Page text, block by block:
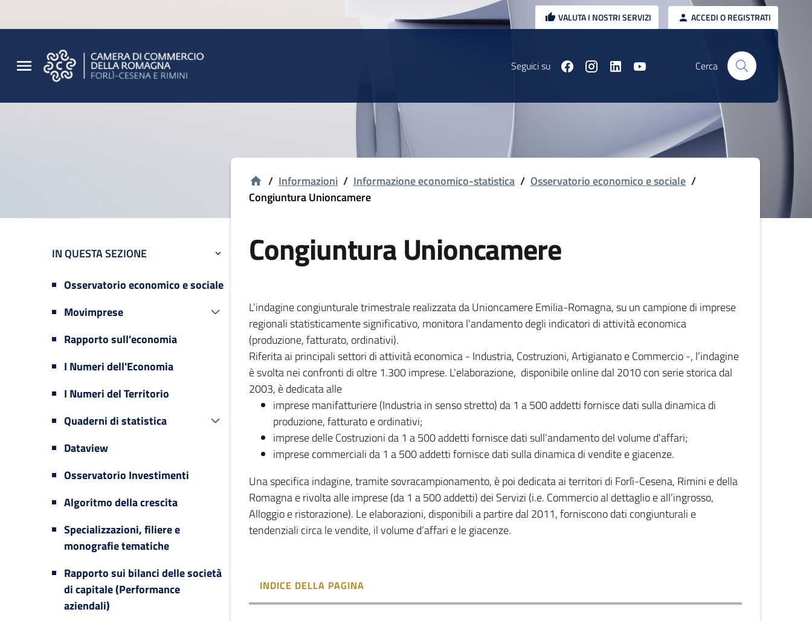
VALUTA I NOSTRI SERVIZI ACCEDI O REGISTRATI
Seguici su Cerca
IN QUESTA SEZIONE
Osservatorio economico e sociale
Movimprese
Rapporto sull'economia
I Numeri dell'Economia
I Numeri del Territorio
Quaderni di statistica
Dataview
Osservatorio Investimenti
Algoritmo della crescita
Specializzazioni, filiere e
monografie tematiche
Rapporto sui bilanci delle società
di capitale (Performance
aziendali)
/ Informazioni / Informazione economico-statistica / Osservatorio economico e sociale /
Congiuntura Unioncamere
Congiuntura Unioncamere
L’indagine congiunturale trimestrale realizzata da Unioncamere Emilia-Romagna, su un campione di imprese
regionali statisticamente significativo, monitora l'andamento degli indicatori di attività economica
(produzione, fatturato, ordinativi).
Riferita ai principali settori di attività economica - Industria, Costruzioni, Artigianato e Commercio -, l’indagine
è svolta nei confronti di oltre 1.300 imprese. L'elaborazione, disponibile online dal 2010 con serie storica dal
2003, è dedicata alle
imprese manifatturiere (Industria in senso stretto) da 1 a 500 addetti fornisce dati sulla dinamica di
produzione, fatturato e ordinativi;
imprese delle Costruzioni da 1 a 500 addetti fornisce dati sull'andamento del volume d'affari;
imprese commerciali da 1 a 500 addetti fornisce dati sulla dinamica di vendite e giacenze.
Una specifica indagine, tramite sovracampionamento, è poi dedicata ai territori di Forlì-Cesena, Rimini e della
Romagna e rivolta alle imprese (da 1 a 500 addetti) dei Servizi (i.e. Commercio al dettaglio e all’ingrosso,
Alloggio e ristorazione). Le elaborazioni, disponibili a partire dal 2011, forniscono dati congiunturali e
tendenziali circa le vendite, il volume d’affari e le giacenze.
INDICE DELLA PAGINA